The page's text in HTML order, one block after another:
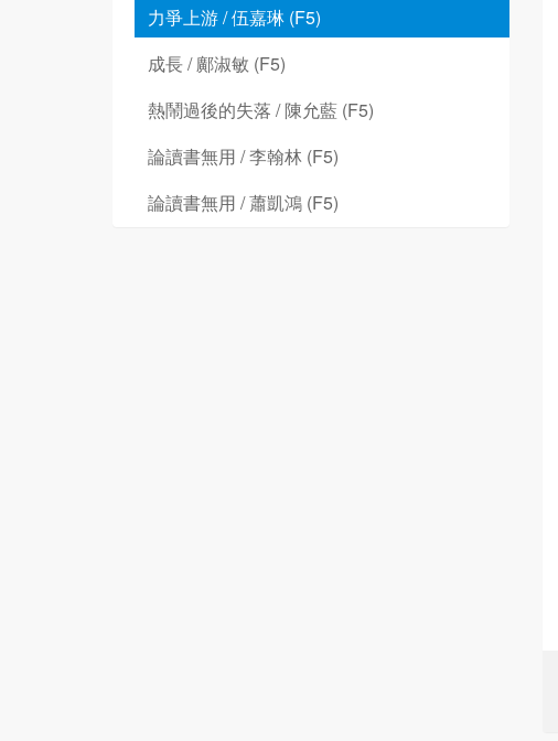
力爭上游 / 伍嘉琳 (F5)
成長 / 鄺淑敏 (F5)
熱鬧過後的失落 / 陳允藍 (F5)
論讀書無用 / 李翰林 (F5)
論讀書無用 / 蕭凱鴻 (F5)